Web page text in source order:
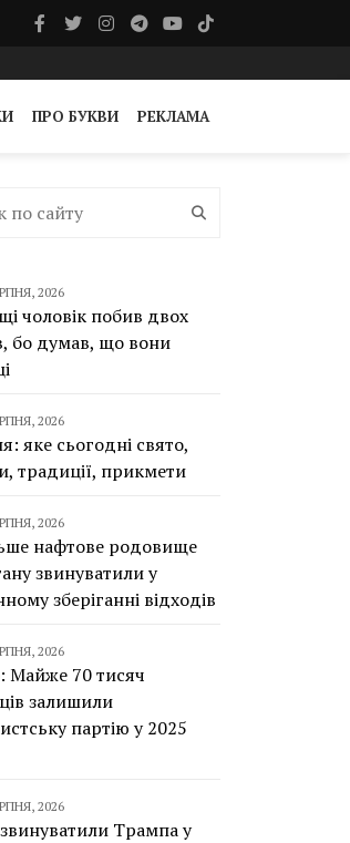
ПРО БУКВИ РЕКЛАМА
2026
чоловік побив двох
бо думав, що вони
2026
яке сьогодні свято,
традиції, прикмети
2026
нафтове родовище
звинуватили у
зберіганні відходів
2026
Майже 70 тисяч
залишили
партію у 2025
2026
звинуватили Трампа у